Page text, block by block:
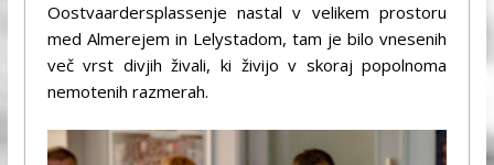
Oostvaardersplassenje nastal v velikem prostoru
med Almerejem in Lelystadom, tam je bilo vnesenih
več vrst divjih živali, ki živijo v skoraj popolnoma
nemotenih razmerah.